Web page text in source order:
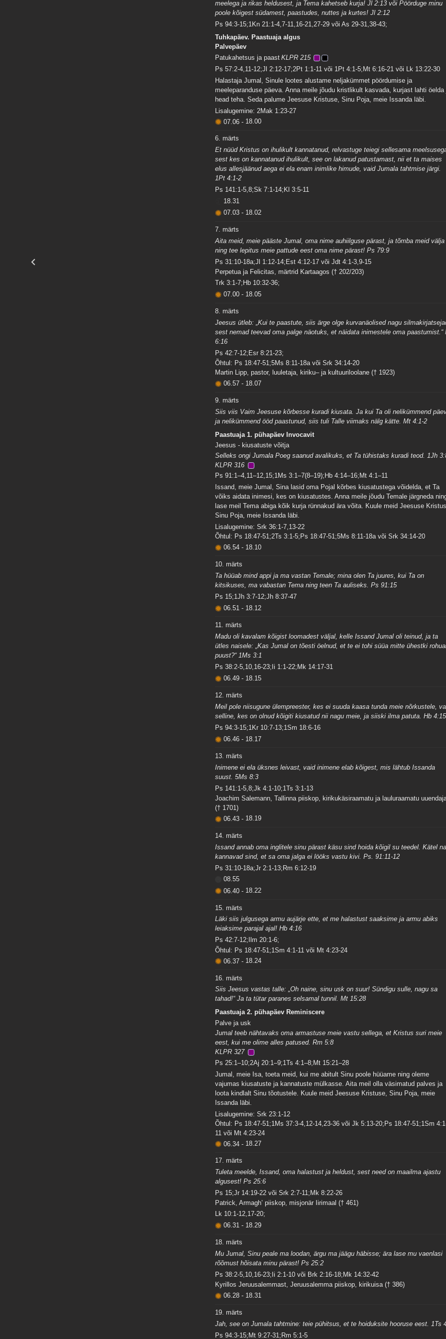
meelega ja rikas heldusest, ja Tema kahetseb kurja! Jl 2:13 või Pöörduge minu
poole kõigest südamest, paastudes, nuttes ja kurtes! Jl 2:12
Ps 94:3-15;1Kn 21:1-4,7-11,16-21,27-29 või As 29-31,38-43;
Tuhkapäev. Paastuaja algus
Palvepäev
Patukahetsus ja paast KLPR 215
Ps 57:2-4,11-12;Jl 2:12-17;2Pt 1:1-11 või 1Pt 4:1-5;Mt 6:16-21 või Lk 13:22-30
Halastaja Jumal, Sinule lootes alustame neljakümmet pöördumise ja
meeleparanduse päeva. Anna meile jõudu kristlikult kasvada, kurjast lahti öelda
head teha. Seda palume Jeesuse Kristuse, Sinu Poja, meie Issanda läbi.
Lisalugemine: 2Mak 1:23-27
07.06 - 18.00
6. märts
Et nüüd Kristus on ihulikult kannatanud, relvastuge teiegi sellesama
sest kes on kannatanud ihulikult, see on lakanud patustamast, nii et ta maises
elus allesjäänud aega ei ela enam inimlike himude, vaid Jumala tahtmise järgi.
1Pt 4:1-2
Ps 141:1-5,8;Sk 7:1-14;Kl 3:5-11
18.31
07.03 - 18.02
7. märts
Aita meid, meie pääste Jumal, oma nime auhiilguse pärast, ja tõmba meid välja
ning tee lepitus meie pattude eest oma nime pärast! Ps 79:9
Ps 31:10-18a;Jl 1:12-14;Est 4:12-17 või Jdt 4:1-3,9-15
Perpetua ja Felicitas, märtrid Kartaagos († 202/203)
Trk 3:1-7;Hb 10:32-36;
07.00 - 18.05
8. märts
Jeesus ütleb: „Kui te paastute, siis ärge olge kurvanäolised nagu
sest nemad teevad oma palge näotuks, et näidata inimestele oma paastumist.“
6:16
Ps 42:7-12;Esr 8:21-23;
Õhtul: Ps 18:47-51;5Ms 8:11-18a või Srk 34:14-20
Martin Lipp, pastor, luuletaja, kiriku– ja kultuuriloolane († 1923)
06.57 - 18.07
9. märts
Siis viis Vaim Jeesuse kõrbesse kuradi kiusata. Ja kui Ta oli nelikümmend
ja nelikümmend ööd paastunud, siis tuli Talle viimaks nälg kätte. Mt 4:1-2
Paastuaja 1. pühapäev Invocavit
Jeesus - kiusatuste võitja
Selleks ongi Jumala Poeg saanud avalikuks, et Ta tühistaks kuradi teod. 1Jh
KLPR 316
Ps 91:1–4,11–12,15;1Ms 3:1–7(8–19);Hb 4:14–16;Mt 4:1–11
Issand, meie Jumal, Sina lasid oma Pojal kõrbes kiusatustega võidelda, et Ta
võiks aidata inimesi, kes on kiusatustes. Anna meile jõudu Temale järgneda
lase meil Tema abiga kõik kurja rünnakud ära võita. Kuule meid Jeesuse
Sinu Poja, meie Issanda läbi.
Lisalugemine: Srk 36:1-7,13-22
Õhtul: Ps 18:47-51;2Ts 3:1-5;Ps 18:47-51;5Ms 8:11-18a või Srk 34:14-20
06.54 - 18.10
10. märts
Ta hüüab mind appi ja ma vastan Temale; mina olen Ta juures, kui Ta on
kitsikuses, ma vabastan Tema ning teen Ta auliseks. Ps 91:15
Ps 15;1Jh 3:7-12;Jh 8:37-47
06.51 - 18.12
11. märts
Madu oli kavalam kõigist loomadest väljal, kelle Issand Jumal oli teinud, ja ta
ütles naisele: „Kas Jumal on tõesti öelnud, et te ei tohi süüa mitte ühestki
puust?“ 1Ms 3:1
Ps 38:2-5,10,16-23;Ii 1:1-22;Mk 14:17-31
06.49 - 18.15
12. märts
Meil pole niisugune ülempreester, kes ei suuda kaasa tunda meie nõrkustele,
selline, kes on olnud kõigiti kiusatud nii nagu meie, ja siiski ilma patuta. Hb 4:15
Ps 94:3-15;1Kr 10:7-13;1Sm 18:6-16
06.46 - 18.17
13. märts
Inimene ei ela üksnes leivast, vaid inimene elab kõigest, mis lähtub Issanda
suust. 5Ms 8:3
Ps 141:1-5,8;Jk 4:1-10;1Ts 3:1-13
Joachim Salemann, Tallinna piiskop, kirikukäsiraamatu ja lauluraamatu
(† 1701)
06.43 - 18.19
14. märts
Issand annab oma inglitele sinu pärast käsu sind hoida kõigil su teedel. Kätel
kannavad sind, et sa oma jalga ei lööks vastu kivi. Ps. 91:11-12
Ps 31:10-18a;Jr 2:1-13;Rm 6:12-19
08.55
06.40 - 18.22
15. märts
Läki siis julgusega armu aujärje ette, et me halastust saaksime ja armu abiks
leiaksime parajal ajal! Hb 4:16
Ps 42:7-12;Ilm 20:1-6;
Õhtul: Ps 18:47-51;1Sm 4:1-11 või Mt 4:23-24
06.37 - 18.24
16. märts
Siis Jeesus vastas talle: „Oh naine, sinu usk on suur! Sündigu sulle, nagu sa
tahad!“ Ja ta tütar paranes selsamal tunnil. Mt 15:28
Paastuaja 2. pühapäev Reminiscere
Palve ja usk
Jumal teeb nähtavaks oma armastuse meie vastu sellega, et Kristus suri meie
eest, kui me olime alles patused. Rm 5:8
KLPR 327
Ps 25:1–10;2Aj 20:1–9;1Ts 4:1–8;Mt 15:21–28
Jumal, meie Isa, toeta meid, kui me abitult Sinu poole hüüame ning oleme
vajumas kiusatuste ja kannatuste mülkasse. Aita meil olla väsimatud palves ja
loota kindlalt Sinu tõotustele. Kuule meid Jeesuse Kristuse, Sinu Poja, meie
Issanda läbi.
Lisalugemine: Srk 23:1-12
Õhtul: Ps 18:47-51;1Ms 37:3-4,12-14,23-36 või Jk 5:13-20;Ps 18:47-51;1Sm
11 või Mt 4:23-24
06.34 - 18.27
17. märts
Tuleta meelde, Issand, oma halastust ja heldust, sest need on maailma ajastu
algusest! Ps 25:6
Ps 15;Jr 14:19-22 või Srk 2:7-11;Mk 8:22-26
Patrick, Armagh’ piiskop, misjonär Iirimaal († 461)
Lk 10:1-12,17-20;
06.31 - 18.29
18. märts
Mu Jumal, Sinu peale ma loodan, ärgu ma jäägu häbisse; ära lase mu vaenlasi
rõõmust hõisata minu pärast! Ps 25:2
Ps 38:2-5,10,16-23;Ii 2:1-10 või Brk 2:16-18;Mk 14:32-42
Kyrillos Jeruusalemmast, Jeruusalemma piiskop, kirikuisa († 386)
06.28 - 18.31
19. märts
Jah, see on Jumala tahtmine: teie pühitsus, et te hoiduksite hooruse eest. 1Ts
Ps 94:3-15;Mt 9:27-31;Rm 5:1-5